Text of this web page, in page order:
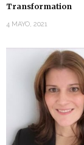
Transformation
4 MAYO, 2021